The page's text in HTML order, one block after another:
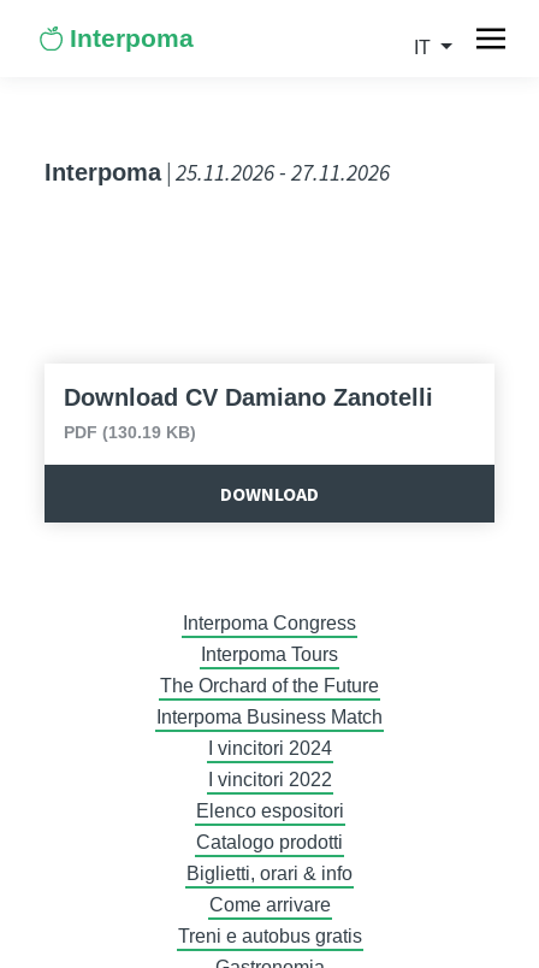
Interpoma IT
Interpoma | 25.11.2026 - 27.11.2026
Download CV Damiano Zanotelli
PDF (130.19 KB)
DOWNLOAD
Interpoma Congress
Interpoma Tours
The Orchard of the Future
Interpoma Business Match
I vincitori 2024
I vincitori 2022
Elenco espositori
Catalogo prodotti
Biglietti, orari & info
Come arrivare
Treni e autobus gratis